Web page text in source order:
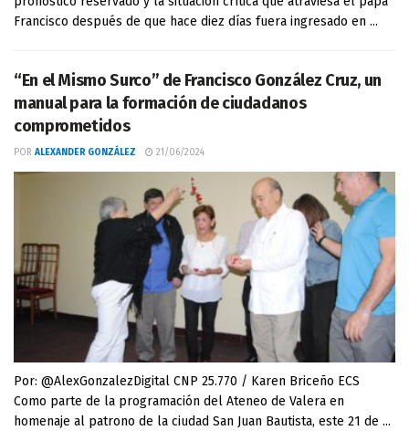
Francisco después de que hace diez días fuera ingresado en ...
“En el Mismo Surco” de Francisco González Cruz, un
manual para la formación de ciudadanos
comprometidos
POR ALEXANDER GONZÁLEZ 21/06/2024
Por: @AlexGonzalezDigital CNP 25.770 / Karen Briceño ECS
Como parte de la programación del Ateneo de Valera en
homenaje al patrono de la ciudad San Juan Bautista, este 21 de ...